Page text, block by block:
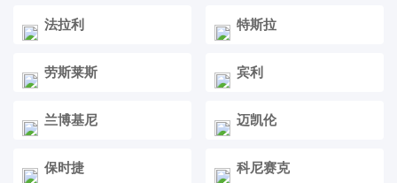
法拉利 特斯拉
劳斯莱斯 宾利
兰博基尼 迈凯伦
保时捷 科尼赛克